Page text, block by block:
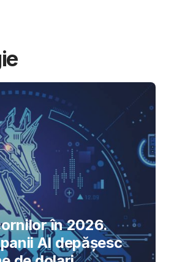
în 2026.
AI depășesc